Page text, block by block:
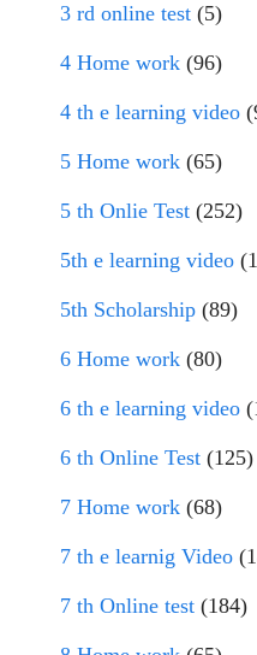
3 rd online test (5)
4 Home work (96)
4 th e learning video
5 Home work (65)
5 th Onlie Test (252)
5th e learning video
5th Scholarship (89)
6 Home work (80)
6 th e learning video
6 th Online Test (125)
7 Home work (68)
7 th e learnig Video
7 th Online test (184)